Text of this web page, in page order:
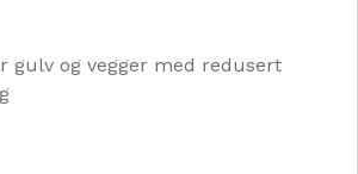
gulv og vegger med redusert